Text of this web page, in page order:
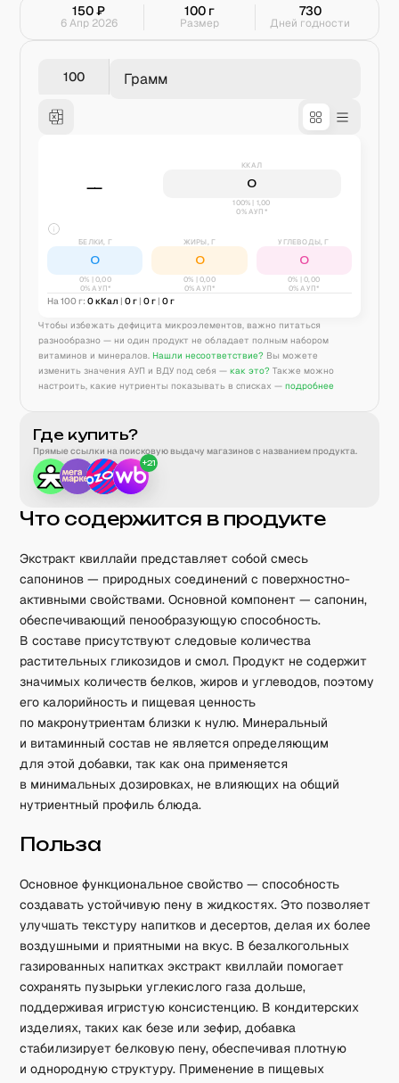
150₽
6 Апр 2026
100 г
Размер
730
Дней годности
Грамм
—
ККАЛ
0
100% | 1,00
0% АУП*
БЕЛКИ, Г
0
0% |0,00
0% АУП*
ЖИРЫ, Г
0
0% |0,00
0% АУП*
УГЛЕВОДЫ, Г
0
0% |0,00
0% АУП*
На 100 г: 0кКал | 0г | 0г | 0г
Чтобы избежать дефицита микроэлементов, важно питаться
разнообразно — ни один продукт не обладает полным набором
витаминов и минералов. Нашли несоответствие? Вы можете
изменить значения АУП и ВДУ под себя — как это? Также можно
настроить, какие нутриенты показывать в списках — подробнее
Где купить?
Прямые ссылки на поисковую выдачу магазинов с названием продукта.
+21
Что содержится в продукте
Экстракт квиллайи представляет собой смесь
сапонинов — природных соединений с поверхностно-
активными свойствами. Основной компонент — сапонин,
обеспечивающий пенообразующую способность.
В составе присутствуют следовые количества
растительных гликозидов и смол. Продукт не содержит
значимых количеств белков, жиров и углеводов, поэтому
его калорийность и пищевая ценность
по макронутриентам близки к нулю. Минеральный
и витаминный состав не является определяющим
для этой добавки, так как она применяется
в минимальных дозировках, не влияющих на общий
нутриентный профиль блюда.
Польза
Основное функциональное свойство — способность
создавать устойчивую пену в жидкостях. Это позволяет
улучшать текстуру напитков и десертов, делая их более
воздушными и приятными на вкус. В безалкогольных
газированных напитках экстракт квиллайи помогает
сохранять пузырьки углекислого газа дольше,
поддерживая игристую консистенцию. В кондитерских
изделиях, таких как безе или зефир, добавка
стабилизирует белковую пену, обеспечивая плотную
и однородную структуру. Применение в пищевых